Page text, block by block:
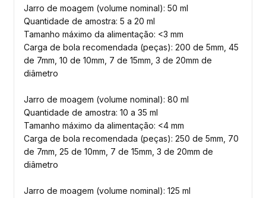
Jarro de moagem (volume nominal): 50 ml
Quantidade de amostra: 5 a 20 ml
Tamanho máximo da alimentação: <3 mm
Carga de bola recomendada (peças): 200 de 5mm, 45
de 7mm, 10 de 10mm, 7 de 15mm, 3 de 20mm de
diâmetro
Jarro de moagem (volume nominal): 80 ml
Quantidade de amostra: 10 a 35 ml
Tamanho máximo da alimentação: <4 mm
Carga de bola recomendada (peças): 250 de 5mm, 70
de 7mm, 25 de 10mm, 7 de 15mm, 3 de 20mm de
diâmetro
Jarro de moagem (volume nominal): 125 ml